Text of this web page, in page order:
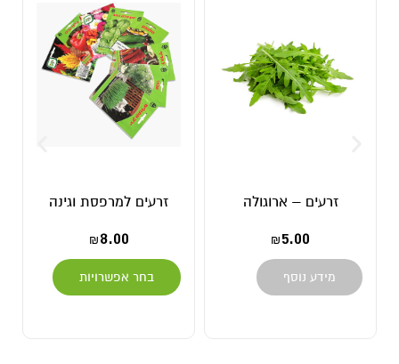
זרעים – ארוגולה
₪5.00
מידע נוסף
זרעים למרפסת וגינה
₪8.00
בחר אפשרויות